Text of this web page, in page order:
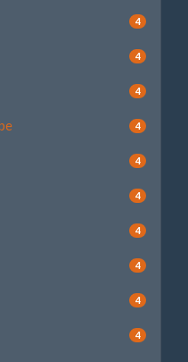
4
4
4
4
4
4
4
4
4
4